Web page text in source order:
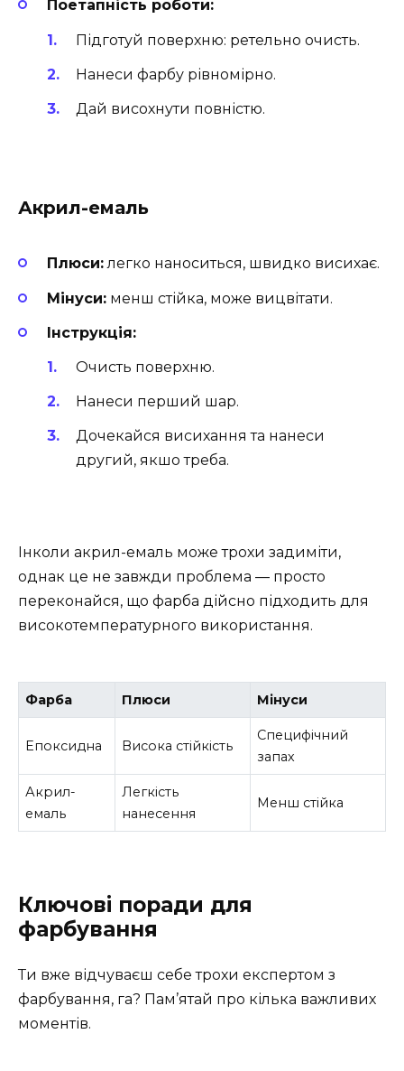
Поетапність роботи:
Підготуй поверхню: ретельно очисть.
Нанеси фарбу рівномірно.
Дай висохнути повністю.
Акрил-емаль
Плюси:легко наноситься, швидко висихає.
Мінуси: менш стійка, може вицвітати.
Інструкція:
Очисть поверхню.
Нанеси перший шар.
Дочекайся висихання та нанеси
другий, якшо треба.
Інколи акрил-емаль може трохи задиміти,
однак це не завжди проблема — просто
переконайся, що фарба дійсно підходить для
високотемпературного використання.
Фарба Плюси Мінуси
Епоксидна Висока стійкість
Специфічний
запах
Акрил-
емаль
Легкість
нанесення
Менш стійка
Ключові поради для
фарбування
Ти вже відчуваєш себе трохи експертом з
фарбування, га? Пам’ятай про кілька важливих
моментів.